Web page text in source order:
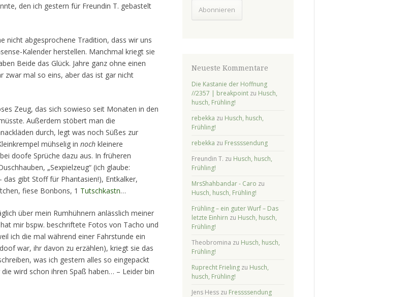
den ich gestern für Freundin T. gebastelt
nicht abgesprochene Tradition, dass wir uns
Kalender herstellen. Manchmal kriegt sie
Beide das Glück. Jahre ganz ohne einen
zwar mal so eins, aber das ist gar nicht
Zeug, das sich sowieso seit Monaten in den
Außerdem stöbert man die
durch, legt was noch Süßes zur
mühselig in noch kleinere
doofe Sprüche dazu aus. In früheren
„Sexpielzeug“ (ich glaube:
gibt Stoff für Phantasien!), Entkalker,
fiese Bonbons, 1 Tutschkastn…
über mein Rumhühnern anlässlich meiner
mir bspw. beschriftete Fotos von Tacho und
ich die mal während einer Fahrstunde ein
war, ihr davon zu erzählen), kriegt sie das
was ich gestern alles so eingepackt
wird schon ihren Spaß haben… – Leider bin
Abonnieren
Neueste Kommentare
Die Kastanie der Hoffnung
//2357 | breakpointzu Husch,
husch, Frühling!
rebekka zu Husch, husch,
Frühling!
rebekka zu Fressssendung
Freundin T. zu Husch, husch,
Frühling!
MrsShahbandar - Caro zu
Husch, husch, Frühling!
Frühling – ein guter Wurf – Das
letzte Einhirn zu Husch, husch,
Frühling!
Theobromina zu Husch, husch,
Frühling!
Ruprecht Frielingzu Husch,
husch, Frühling!
Jens Hesszu Fressssendung